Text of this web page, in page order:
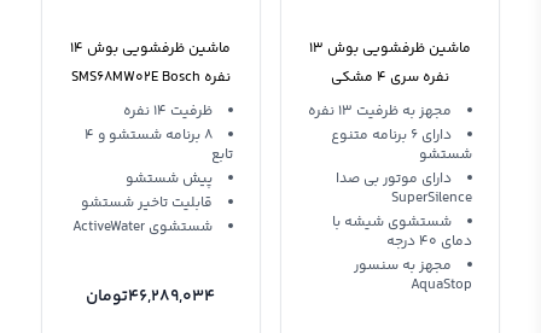
ماشین ظرفشویی بوش ‍13
نفره سری 4 مشکی
SMS46NB01B
مجهز به ظرفیت 13 نفره
دارای 6 برنامه متنوع
شستشو
دارای موتور بی صدا
SuperSilence
شستشوی شیشه با
دمای 40 درجه
مجهز به سنسور
AquaStop
ماشین ظرفشویی بوش 14
نفره SMS68MW02E Bosch
dishwasherظرفیت 14 نفره
8 برنامه شستشو و 4
تابع
پیش شستشو
قابلیت تاخیر شستشو
شستشوی ActiveWater
46,289,034تومان